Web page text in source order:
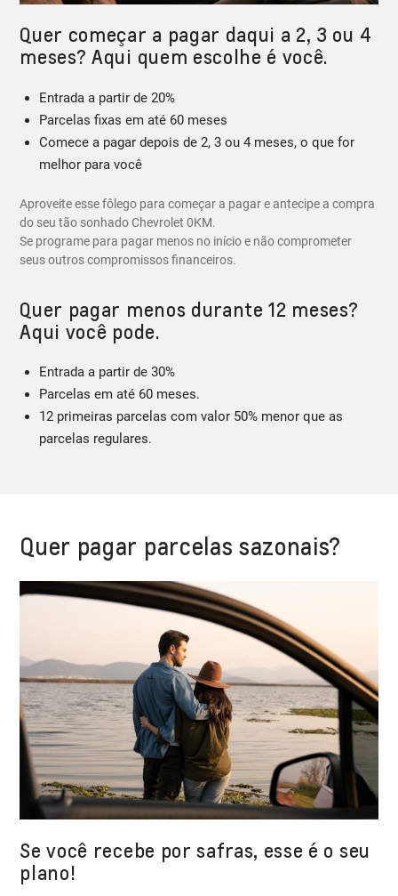
Quer começar a pagar daqui a 2, 3 ou 4
meses? Aqui quem escolhe é você.
Entrada a partir de 20%
Parcelas fixas em até 60 meses
Comece a pagar depois de 2, 3 ou 4 meses, o que for
melhor para você
Aproveite esse fôlego para começar a pagar e antecipe a compra
do seu tão sonhado Chevrolet 0KM.
Se programe para pagar menos no início e não comprometer
seus outros compromissos financeiros.
Quer pagar menos durante 12 meses?
Aqui você pode.
Entrada a partir de 30%
Parcelas em até 60 meses.
12 primeiras parcelas com valor 50% menor que as
parcelas regulares.
Quer pagar parcelas sazonais?
Se você recebe por safras, esse é o seu
plano!